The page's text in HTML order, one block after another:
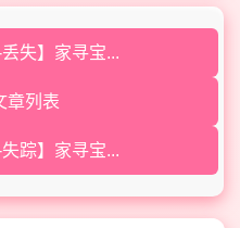
失】家寻宝...
章列表
踪】家寻宝...